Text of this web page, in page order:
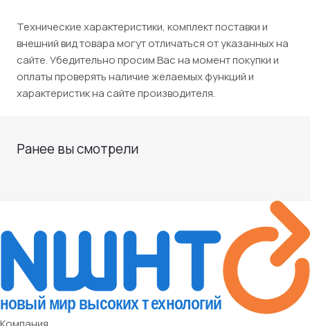
Технические характеристики, комплект поставки и
внешний вид товара могут отличаться от указанных на
сайте. Убедительно просим Вас на момент покупки и
оплаты проверять наличие желаемых функций и
характеристик на сайте производителя.
Ранее вы смотрели